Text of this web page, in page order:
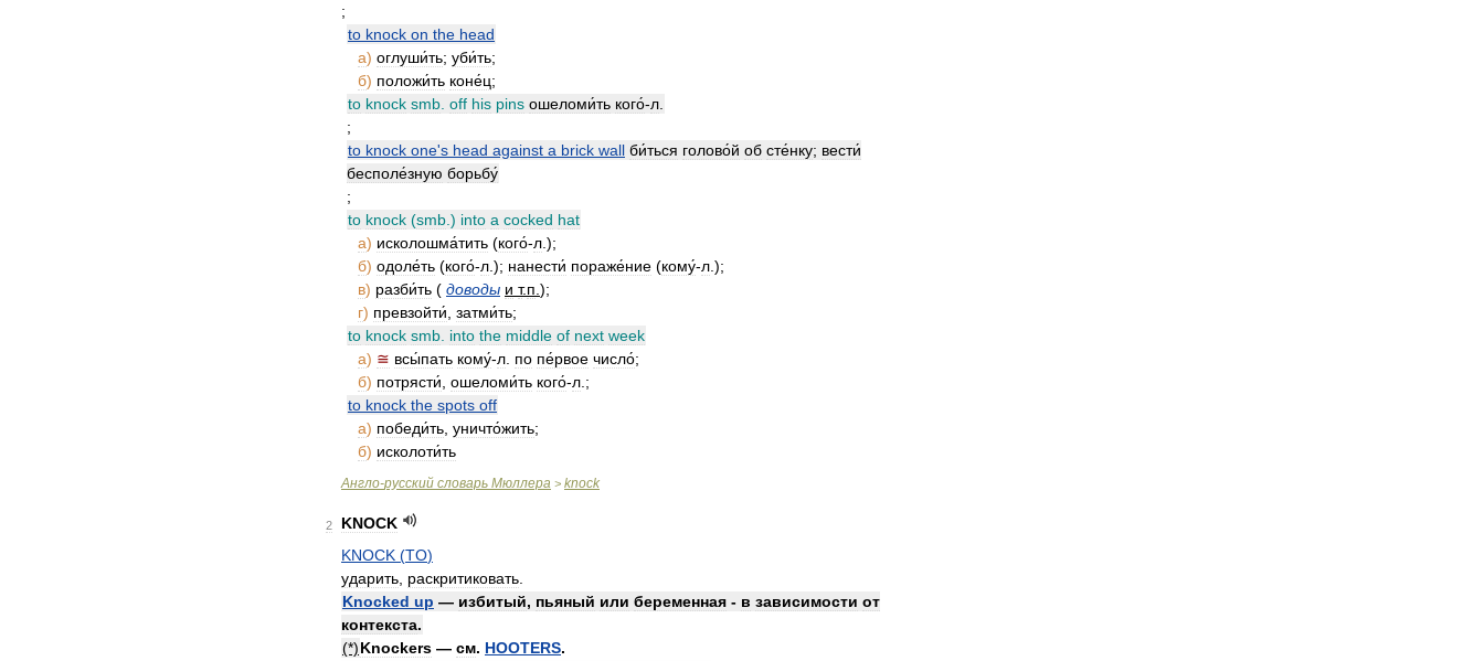
;
to knock on the head
а) оглуши́ть; уби́ть;
б) положи́ть коне́ц;
to knock smb off his pins ошеломи́ть кого́-л
;
to knock one's head against a brick wall би́ться голово́й об сте́нку; вести́
бесполе́зную борьбу́
;
to knock (smb .) into a cocked hat
а) исколошма́тить (кого́-л .);
б) одоле́ть (кого́-л .); нанести́ пораже́ние (кому́-л .);
в) разби́ть ( доводы и т.п );
г) превзойти́ затми́ть;
to knock smb into the middle of next week
а) ≅ всы́пать кому́-л по пе́рвое число́;
б) потрясти́ ошеломи́ть кого́-л .;
to knock the spots off
а) победи́ть уничто́жить;
б) исколоти́ть
Англо-русский словарь Мюллера > knock
2
KNOCK
KNOCK (TO)
ударить раскритиковать
Knocked up — избитый, пьяный или беременная - в зависимости от
контекста.
(*)Knockers — см. HOOTERS.